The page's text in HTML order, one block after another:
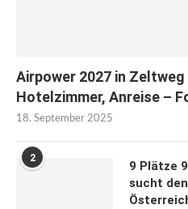
Airpower 2027 in
Hotelzimmer, Anreise –
18. September 2025
2
9 Plätze
sucht